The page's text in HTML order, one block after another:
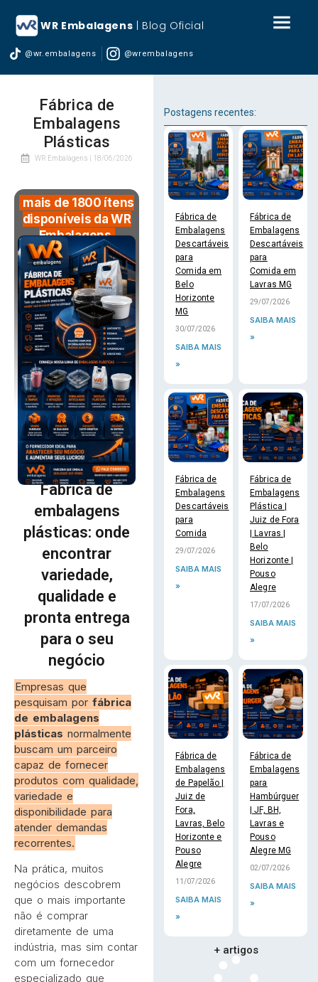
WR Embalagens | Blog Oficial
@wr.embalagens @wrembalagens
Fábrica de
Embalagens
Plásticas
WR Embalagens | 18/06/2026
mais de 1800 ítens
disponíveis da WR
Embalagens
Fábrica de
embalagens
plásticas: onde
encontrar
variedade,
qualidade e
pronta entrega
para o seu
negócio
Empresas que
pesquisam por fábrica
de embalagens
plásticas normalmente
buscam um parceiro
capaz de fornecer
produtos com qualidade,
variedade e
disponibilidade para
atender demandas
recorrentes.
Na prática, muitos
negócios descobrem
que o mais importante
não é comprar
diretamente de uma
indústria, mas sim contar
com um fornecedor
especializado que
Postagens recentes:
Fábrica de
Embalagens
Descartáveis
para
Comida em
Belo
Horizonte
MG
30/07/2026
SAIBA MAIS
»
Fábrica de
Embalagens
Descartáveis
para
Comida em
Lavras MG
29/07/2026
SAIBA MAIS
»
Fábrica de
Embalagens
Descartáveis
para
Comida
29/07/2026
SAIBA MAIS
»
Fábrica de
Embalagens
Plástica |
Juiz de Fora
| Lavras |
Belo
Horizonte |
Pouso
Alegre
17/07/2026
SAIBA MAIS
»
Fábrica de
Embalagens
de Papelão |
Juiz de
Fora,
Lavras, Belo
Horizonte e
Pouso
Alegre
11/07/2026
SAIBA MAIS
»
Fábrica de
Embalagens
para
Hambúrguer
| JF, BH,
Lavras e
Pouso
Alegre MG
02/07/2026
SAIBA MAIS
»
+ artigos